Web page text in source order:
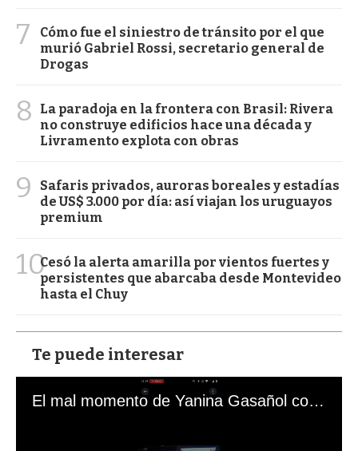
7
Cómo fue el siniestro de tránsito por el que
murió Gabriel Rossi, secretario general de
Drogas
8
La paradoja en la frontera con Brasil: Rivera
no construye edificios hace una década y
Livramento explota con obras
9
Safaris privados, auroras boreales y estadías
de US$ 3.000 por día: así viajan los uruguayos
premium
10Cesó la alerta amarilla por vientos fuertes y
persistentes que abarcaba desde Montevideo
hasta el Chuy
Te puede interesar
El mal momento de Yanina Gasañol con un hincha argentino en "Subrayado"